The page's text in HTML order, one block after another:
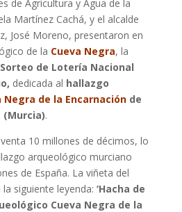
de Agricultura y Agua de la
Martínez Cachá, y el alcalde
José Moreno, presentaron en
de la Cueva Negra, la
Sorteo de Lotería Nacional
dedicada al hallazgo
Negra de la Encarnaciónde
(Murcia).
10 millones de décimos, lo
arqueológico murciano
de España. La viñeta del
siguiente leyenda: ‘Hacha de
Cueva Negra de la